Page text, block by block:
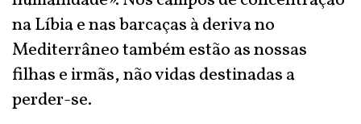
na Líbia e nas barcaças à deriva no
Mediterrâneo também estão as nossas
filhas e irmãs, não vidas destinadas a
perder-se.